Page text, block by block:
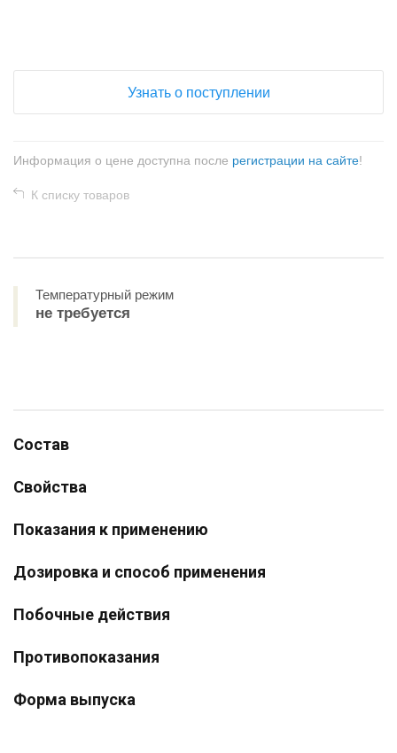
Узнать о поступлении
Информация о цене доступна после регистрации на сайте!
К списку товаров
Температурный режим
не требуется
Состав
Свойства
Показания к применению
Дозировка и способ применения
Побочные действия
Противопоказания
Форма выпуска